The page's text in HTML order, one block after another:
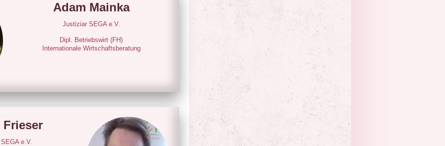
Adam Mainka
Justiziar SEGA e.V.
Dipl. Betriebswirt (FH)
Internationale Wirtschaftsberatung
e.V.